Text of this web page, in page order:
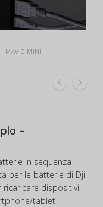
MAVIC MINI
–
in sequenza
per le batterie di Dji
dispositivi
tablet